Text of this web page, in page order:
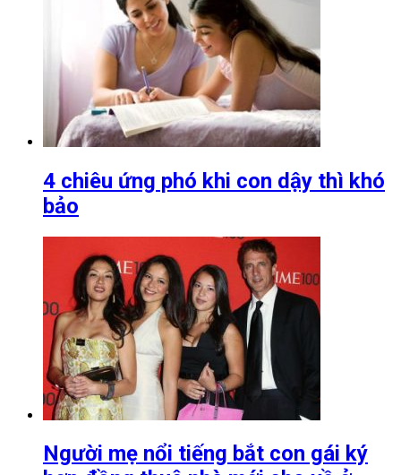
4 chiêu ứng phó khi con dậy thì khó
bảo
Người mẹ nổi tiếng bắt con gái ký